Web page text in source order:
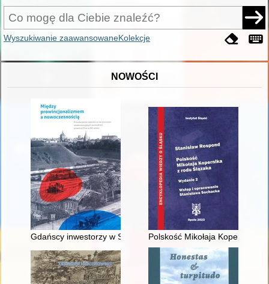
Wyszukiwanie zaawansowaneKolekcje
NOWOŚCI
Gdańscy inwestorzy w Sopocie : prestiż finansowy i
Polskość Mikołaja Kopernika z